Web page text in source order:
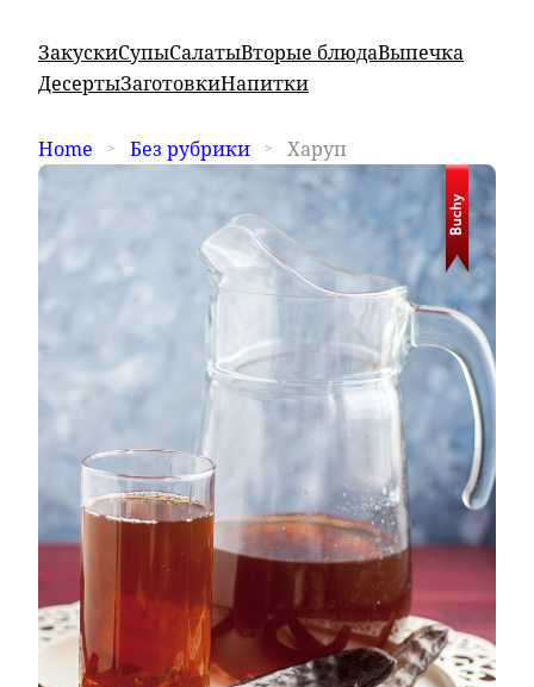
ЗакускиСупыСалатыВторые блюдаВыпечка
ДесертыЗаготовкиНапитки
Home Без рубрики Харуп